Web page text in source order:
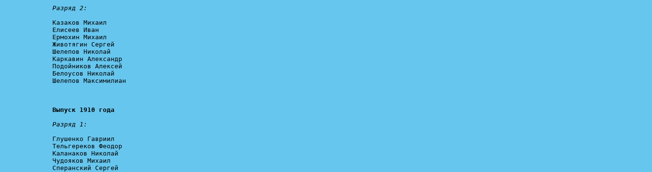
Разряд 2:
Казаков Михаил
Елисеев Иван
Ермохин Михаил
Животягин Сергей
Шелепов Николай
Каркавин Александр
Подойников Алексей
Белоусов Николай
Шелепов Максимилиан
Выпуск 1910 года
Разряд 1:
Глушенко Гавриил
Тельгереков Феодор
Каланаков Николай
Чудояков Михаил
Сперанский Сергей